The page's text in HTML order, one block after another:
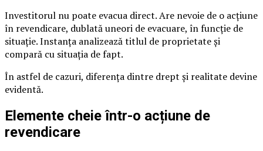
Investitorul nu poate evacua direct. Are nevoie de o acțiune
în revendicare, dublată uneori de evacuare, în funcție de
situație. Instanța analizează titlul de proprietate și
compară cu situația de fapt.
În astfel de cazuri, diferența dintre drept și realitate devine
evidentă.
Elemente cheie într-o acțiune de
revendicare